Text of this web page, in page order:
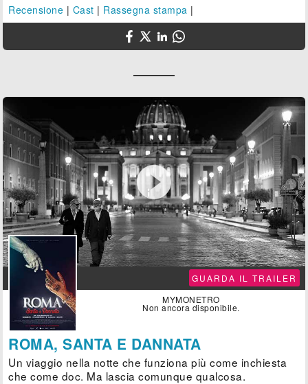
Recensione | Cast | Rassegna stampa |

GUARDA IL TRAILER
MYMONETRO
Non ancora disponibile.
ROMA, SANTA E DANNATA
Un viaggio nella notte che funziona più come inchiesta
che come doc. Ma lascia comunque qualcosa.